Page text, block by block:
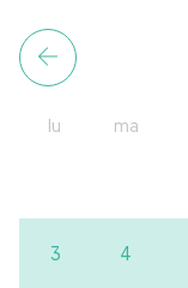
lu ma
3 4